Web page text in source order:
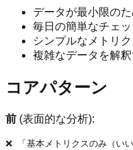
データが最小限の
毎日の簡単なチェ
シンプルなメトリ
複雑なデータを解
コアパターン
前 (表面的な分析):
❌ 「基本メトリクスのみ（い